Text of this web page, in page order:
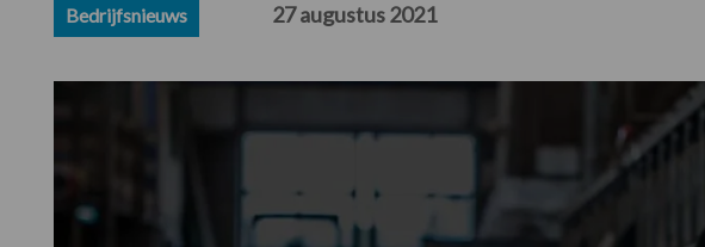
Bedrijfsnieuws 27 augustus 2021